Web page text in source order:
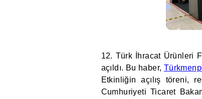
12. Türk İhracat Ürünleri
açıldı. Bu haber,
Etkinliğin açılış töreni,
Cumhuriyeti Ticaret